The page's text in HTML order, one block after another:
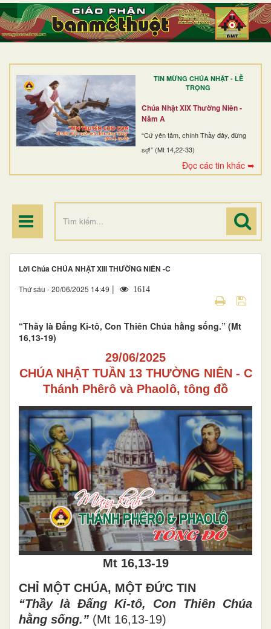
TIN MỪNG CHÚA NHẬT - LỄ
TRỌNG
Chúa Nhật XIX Thường Niên -
Năm A
“Cứ yên tâm, chính Thầy đây, đừng
sợ!” (Mt 14,22-33)
Đọc các tin khác ➥
TRANG NHẤT
GIỚI THIỆU
DÒNG TU
BAN MỤC VỤ
ĐOÀN THỂ CG
ĐIỂM HÀNH HƯƠNG
Lời Chúa CHÚA NHẬT XIII THƯỜNG NIÊN -C
Thứ sáu - 20/06/2025 14:49 | 1614
“Thầy là Đấng Ki-tô, Con Thiên Chúa hằng sống.” (Mt
16,13-19)
29/06/2025
CHÚA NHẬT TUẦN 13 THƯỜNG NIÊN - C
Thánh Phêrô và Phaolô, tông đồ
Mt 16,13-19
CHỈ MỘT CHÚA, MỘT ĐỨC TIN
“Thầy là Đấng Ki-tô, Con Thiên Chúa
hằng sống.” (Mt 16,13-19)